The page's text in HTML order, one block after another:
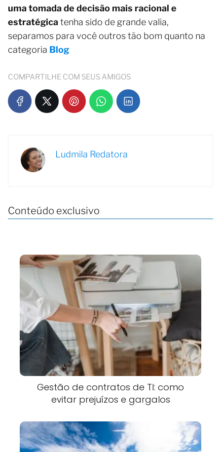
uma tomada de decisão mais racional e
estratégicatenha sido de grande valia,
separamos para você outros tão bom quanto na
categoria Blog
COMPARTILHE COM SEUS AMIGOS
Ludmila Redatora
Conteúdo exclusivo
Gestão de contratos de TI: como
evitar prejuízos e gargalos